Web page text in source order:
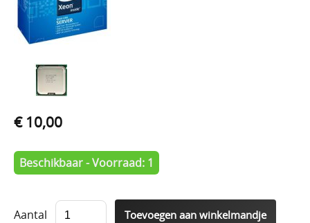
€ 10,00
Beschikbaar - Voorraad: 1
Aantal